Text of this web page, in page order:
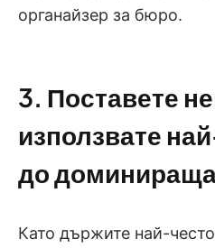
органайзер за бюро.
3. Поставете
използвате
до
Като държите най-